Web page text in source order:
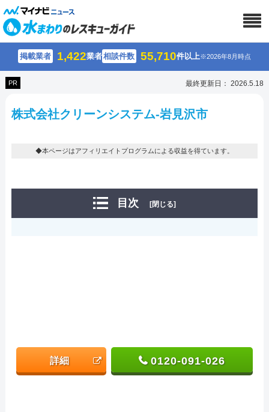
掲載業者 1,422業者相談件数 55,710件以上※2026年8月時点
PR 最終更新日： 2026.5.18
株式会社クリーンシステム-岩見沢市
◆本ページはアフィリエイトプログラムによる収益を得ています。
目次 [閉じる]
詳細 0120-091-026